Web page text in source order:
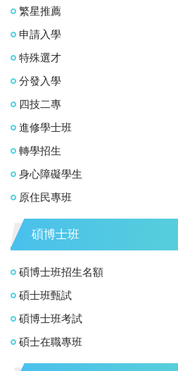
繁星推薦
申請入學
特殊選才
分發入學
四技二專
進修學士班
轉學招生
身心障礙學生
原住民專班
碩博士班
碩博士班招生名額
碩士班甄試
碩博士班考試
碩士在職專班